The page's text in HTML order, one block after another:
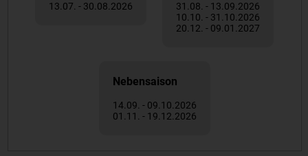
13.07. - 30.08.2026
31.08. - 13.09.2026
10.10. - 31.10.2026
20.12. - 09.01.2027
Nebensaison
14.09. - 09.10.2026
01.11. - 19.12.2026